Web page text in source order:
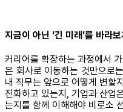
지금이 아닌 ‘긴 미래’를 바라
커리어를 확장하는 과정에서
은 회사로 이동하는 것만으로
내 직무는 앞으로 어떻게 변할
진화하고 있는지, 기업과 산업
는지를 함께 이해해야 비로소